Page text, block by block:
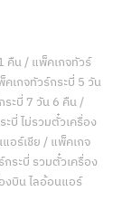
คืน / แพ็คเกจทัวร์
เกจทัวร์กระบี่ 5 วัน
ะบี่ 7 วัน 6 คืน /
บี่ ไม่รวมตั๋วเครื่อง
อร์เชีย / แพ็คเกจ
ระบี่ รวมตั๋วเครื่อง
งบิน ไลอ้อนแอร์